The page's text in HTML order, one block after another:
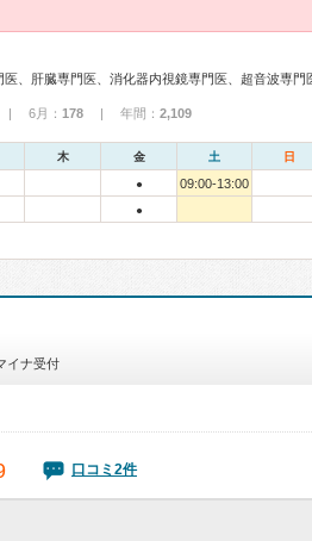
医、肝臓専門医、消化器内視鏡専門医、超音波専門
| 6月： 178 | 年間： 2,109
木 金 土 日
●
09:00-13:00
●
イナ受付
口コミ2件